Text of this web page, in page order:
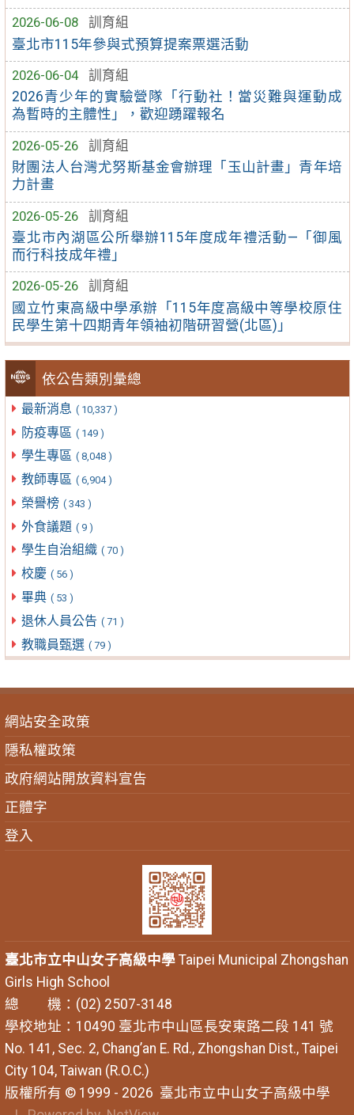
2026-06-08
訓育組
臺北市115年參與式預算提案票選活動
2026-06-04
訓育組
2026青少年的實驗營隊「行動社！當災難與運動成
為暫時的主體性」，歡迎踴躍報名
2026-05-26
訓育組
財團法人台灣尤努斯基金會辦理「玉山計畫」青年培
力計畫
2026-05-26
訓育組
臺北市內湖區公所舉辦115年度成年禮活動—「御風
而行科技成年禮」
2026-05-26
訓育組
國立竹東高級中學承辦「115年度高級中等學校原住
民學生第十四期青年領袖初階研習營(北區)」
依公告類別彙總
最新消息 ( 10,337 )
防疫專區 ( 149 )
學生專區 ( 8,048 )
教師專區 ( 6,904 )
榮譽榜 ( 343 )
外食議題 ( 9 )
學生自治組織 ( 70 )
校慶 ( 56 )
畢典 ( 53 )
退休人員公告 ( 71 )
教職員甄選 ( 79 )
網站安全政策
隱私權政策
政府網站開放資料宣告
正體字
登入
臺北市立中山女子高級中學Taipei Municipal Zhongshan
Girls High School
總 機：(02) 2507-3148
學校地址：10490 臺北市中山區長安東路二段 141 號
No. 141, Sec. 2, Chang’an E. Rd., Zhongshan Dist., Taipei
City 104, Taiwan (R.O.C.)
版權所有 © 1999 - 2026 臺北市立中山女子高級中學